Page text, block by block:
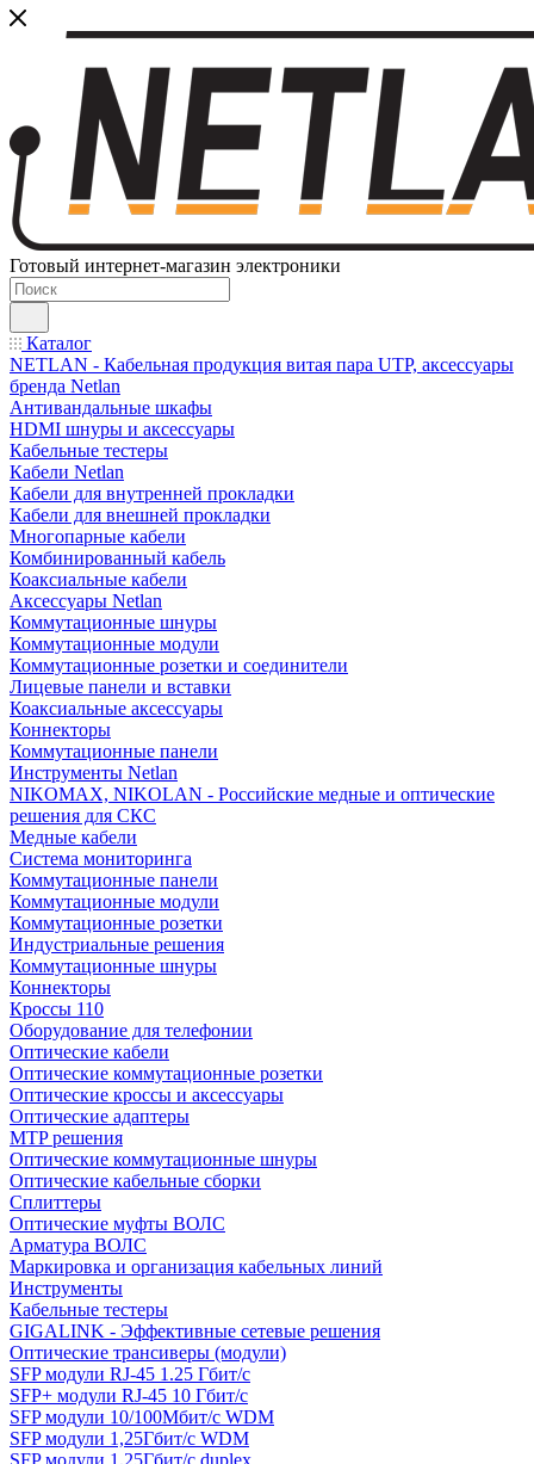
Готовый интернет-магазин электроники
Каталог
NETLAN - Кабельная продукция витая пара UTP, аксессуары
бренда Netlan
Антивандальные шкафы
HDMI шнуры и аксессуары
Кабельные тестеры
Кабели Netlan
Кабели для внутренней прокладки
Кабели для внешней прокладки
Многопарные кабели
Комбинированный кабель
Коаксиальные кабели
Аксессуары Netlan
Коммутационные шнуры
Коммутационные модули
Коммутационные розетки и соединители
Лицевые панели и вставки
Коаксиальные аксессуары
Коннекторы
Коммутационные панели
Инструменты Netlan
NIKOMAX, NIKOLAN - Российские медные и оптические
решения для СКС
Медные кабели
Система мониторинга
Коммутационные панели
Коммутационные модули
Коммутационные розетки
Индустриальные решения
Коммутационные шнуры
Коннекторы
Кроссы 110
Оборудование для телефонии
Оптические кабели
Оптические коммутационные розетки
Оптические кроссы и аксессуары
Оптические адаптеры
MTP решения
Оптические коммутационные шнуры
Оптические кабельные сборки
Сплиттеры
Оптические муфты ВОЛС
Арматура ВОЛС
Маркировка и организация кабельных линий
Инструменты
Кабельные тестеры
GIGALINK - Эффективные сетевые решения
Оптические трансиверы (модули)
SFP модули RJ-45 1.25 Гбит/c
SFP+ модули RJ-45 10 Гбит/c
SFP модули 10/100Мбит/с WDM
SFP модули 1,25Гбит/с WDM
SFP модули 1,25Гбит/с duplex